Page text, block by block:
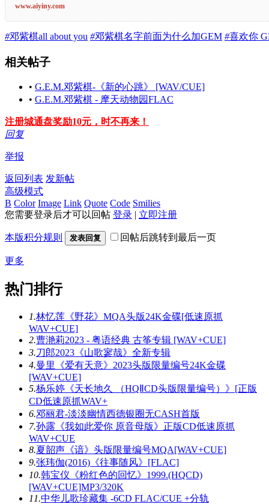
www.aiyiny.com
#邓紫棋all about you #邓紫棋名字前面为什么加GEM #喜欢你
相关帖子
• G.E.M.邓紫棋-《新的心跳》 [WAV/CUE]
• G.E.M.邓紫棋 - 摩天动物园FLAC
注册城通盘奖励10元，时不再来！
回复
举报
返回列表 发新帖
高级模式
B Color Image Link Quote Code Smilies
您需要登录后才可以回帖 登录 | 立即注册
本版积分规则 发表回复 回帖后跳转到最后一页
更多
热门排行
1.林忆莲《野花》MQA头版24K金碟[低速原抓
WAV+CUE]
2.曹滟莉2023 - 粤语经典 古筝专辑 [WAV+CUE]
3.刀郎2023《山歌寥哉》全新专辑
4.曼里《爱有天意》2023头版限量编号24K金碟
[WAV+CUE]
5.杨乐婷《天长地久 （HQⅡCD头版限量编号）》[正版
CD低速原抓WAV+
6.邓丽君-淡淡幽情西德银圈无CASH首版
7.孙露《我如此爱你 原音母版》正版CD低速原抓
WAV+CUE
8.夏韶声《谙》头版限量编号MQA[WAV+CUE]
9.张玮伽(2016)《往事随风》[FLAC]
10.韩宝仪《粉红色的回忆》1999.(HQCD)
[WAV+CUE]MP3/320K
11.中华儿歌珍藏集 -6CD FLAC/CUE +分轨